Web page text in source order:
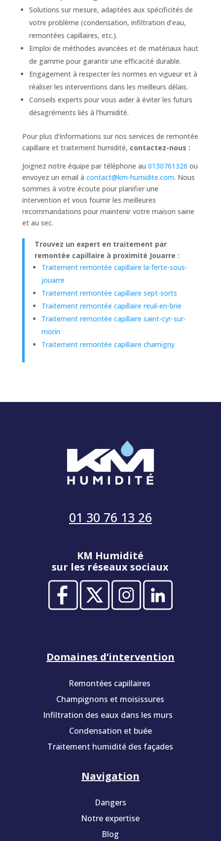
Solutions sur mesure, adaptées aux spécificités de
votre problème (condensation, infiltration d’eau,
remontées capillaires, etc.).
Emploi de méthodes avancées et de matériaux haut
de gamme pour garantir une efficacité durable.
Engagement à respecter les normes en vigueur et à
réaliser les interventions dans les meilleurs délais.
Conseils experts pour vous aider à éviter les futurs
désagréments liés à l’humidité.
Pour plus d’informations sur nos services de remontée
capillaire et traitement humidité, contactez-nous :
Joignez notre équipe par téléphone au 0130761326 ou
envoyez un email à contact@km-humidite.com. Nous
sommes à votre écoute pour planifier une
intervention et vous fournir les meilleures
recommandations pour maintenir votre maison saine
et au sec.
Trouvez un expert en traitement par
remontée capillaire à proximité Jouarre :
Traitement remontée capillaire la-ferte-sous-
jouarre
Traitement remontée capillaire sept-sorts
Traitement remontée capillaire reuil-en-brie
Traitement remontée capillaire saint-cyr-sur-
morin
Traitement remontée capillaire chamigny
01 30 76 13 26
KM Humidité
sur les réseaux sociaux
Domaines d’intervention
Remontées capillaires
Champignons et moisissures
Infiltration des eaux dans les murs
Condensation et buée
Traitement humidité des façades
Navigation
Dangers
Notre expertise
Blog